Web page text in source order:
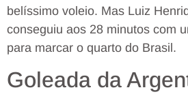
belíssimo voleio. Mas Luiz
conseguiu aos 28 minutos com
para marcar o quarto do Brasil.
Goleada da